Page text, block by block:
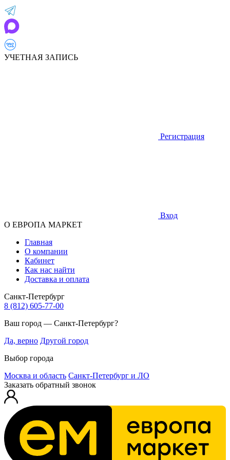
УЧЕТНАЯ ЗАПИСЬ
Регистрация
Вход
О ЕВРОПА МАРКЕТ
Главная
О компании
Кабинет
Как нас найти
Доставка и оплата
Санкт-Петербург
8 (812) 605-77-00
Ваш город — Санкт-Петербург?
Да, верно Другой город
Выбор города
Москва и область Санкт-Петербург и ЛО
Заказать обратный звонок